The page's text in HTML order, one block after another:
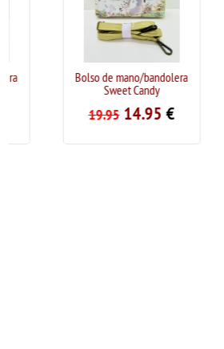
Bolso de mano/bandolera
Sweet Candy
19.95 14.95€